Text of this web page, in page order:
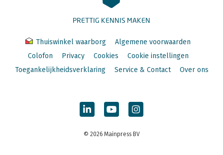
PRETTIG KENNIS MAKEN
Thuiswinkel waarborg
Algemene voorwaarden
Colofon
Privacy Cookies
Cookie instellingen
Toegankelijkheidsverklaring
Service & Contact Over ons
© 2026 Mainpress BV